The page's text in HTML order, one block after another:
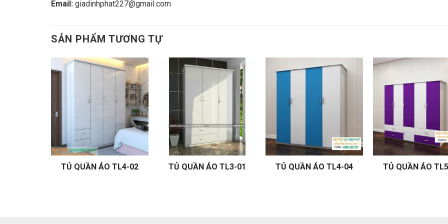
Email: giadinhphat227@gmail.com
SẢN PHẨM TƯƠNG TỰ
TỦ QUẦN ÁO TL4-02 TỦ QUẦN ÁO TL3-01 TỦ QUẦN ÁO TL4-04 TỦ QUẦN ÁO